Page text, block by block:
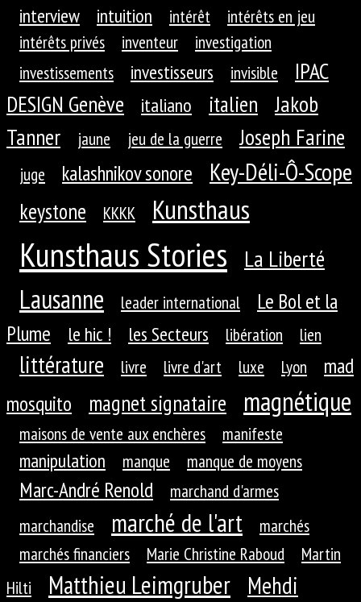
interview intuition intérêt
intérêts en jeu
intérêts privés
inventeur
investigation
investissements
investisseurs invisible
IPAC
DESIGN Genève
italiano italien
Jakob
Tanner
jaune jeu de la guerre Joseph Farine
juge kalashnikov sonore Key-Déli-Ô-Scope
keystone KKKK Kunsthaus
Kunsthaus Stories La Liberté
Lausanne leader international
Le Bol et la
Plume
le hic ! les Secteurs libération lien
littérature livre livre d'art luxe Lyon
mad
mosquito
magnet signataire magnétique
maisons de vente aux enchères manifeste
manipulation manque manque de moyens
Marc-André Renold
marchand d'armes
marchandise
marché de l'art
marchés
marchés financiers
Marie Christine Raboud
Martin
Hilti
Matthieu Leimgruber
Mehdi